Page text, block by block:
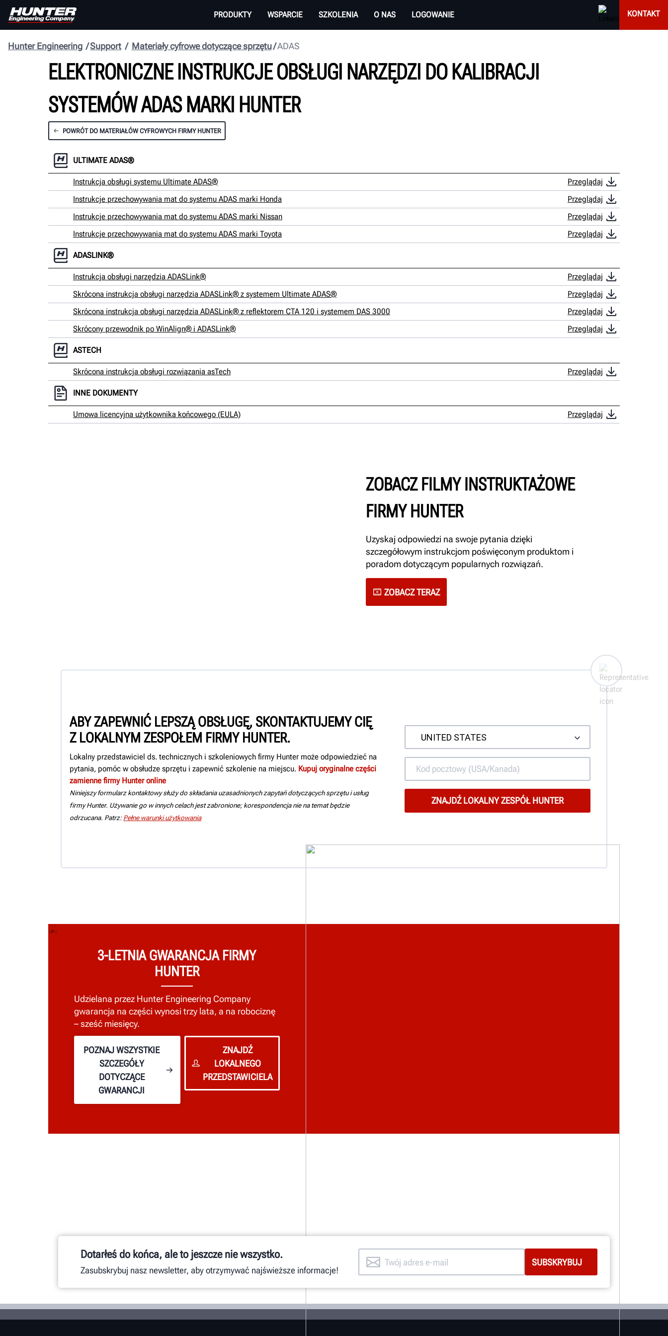
PRODUKTY WSPARCIE SZKOLENIA O NAS LOGOWANIE KONTAKT
ADAS
Materiały cyfrowe dotyczące sprzętu
Support
Hunter Engineering
ELEKTRONICZNE INSTRUKCJE OBSŁUGI NARZĘDZI DO KALIBRACJI
SYSTEMÓW ADAS MARKI HUNTER
POWRÓT DO MATERIAŁÓW CYFROWYCH FIRMY HUNTER
ULTIMATE ADAS®
Instrukcja obsługi systemu Ultimate ADAS®
Przeglądaj
Instrukcje przechowywania mat do systemu ADAS marki Honda
Przeglądaj
Instrukcje przechowywania mat do systemu ADAS marki Nissan
Przeglądaj
Instrukcje przechowywania mat do systemu ADAS marki Toyota
Przeglądaj
ADASLINK®
Instrukcja obsługi narzędzia ADASLink®
Przeglądaj
Skrócona instrukcja obsługi narzędzia ADASLink® z systemem Ultimate ADAS®
Przeglądaj
Skrócona instrukcja obsługi narzędzia ADASLink® z reflektorem CTA 120 i systemem DAS 3000
Przeglądaj
Skrócony przewodnik po WinAlign® i ADASLink®
Przeglądaj
ASTECH
Skrócona instrukcja obsługi rozwiązania asTech Przeglądaj
INNE DOKUMENTY
Umowa licencyjna użytkownika końcowego (EULA) Przeglądaj
ZOBACZ FILMY INSTRUKTAŻOWE
FIRMY HUNTER
Uzyskaj odpowiedzi na swoje pytania dzięki
szczegółowym instrukcjom poświęconym produktom i
poradom dotyczącym popularnych rozwiązań.
ZOBACZ TERAZ
ABY ZAPEWNIĆ LEPSZĄ OBSŁUGĘ, SKONTAKTUJEMY CIĘ
Z LOKALNYM ZESPOŁEM FIRMY HUNTER.
Lokalny przedstawiciel ds. technicznych i szkoleniowych firmy Hunter może odpowiedzieć na
pytania, pomóc w obsłudze sprzętu i zapewnić szkolenie na miejscu. Kupuj oryginalne części
zamienne firmy Hunter online
Niniejszy formularz kontaktowy służy do składania uzasadnionych zapytań dotyczących sprzętu i usług
firmy Hunter. Używanie go w innych celach jest zabronione; korespondencja nie na temat będzie
odrzucana. Patrz: Pełne warunki użytkowania
3-LETNIA GWARANCJA FIRMY
HUNTER
Udzielana przez Hunter Engineering Company
gwarancja na części wynosi trzy lata, a na robociznę
– sześć miesięcy.
POZNAJ WSZYSTKIE
SZCZEGÓŁY
DOTYCZĄCE
GWARANCJI
ZNAJDŹ
LOKALNEGO
PRZEDSTAWICIELA
Dotarłeś do końca, ale to jeszcze nie wszystko.
Zasubskrybuj nasz newsletter, aby otrzymywać najświeższe informacje!